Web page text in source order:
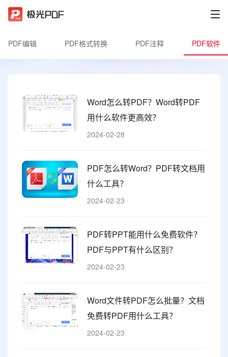
PDF编辑 PDF格式转换 PDF注释 PDF软件
Word怎么转PDF？Word转PDF
用什么软件更高效？
2024-02-28
PDF怎么转Word？PDF转文档用
什么工具？
2024-02-23
PDF转PPT能用什么免费软件？
PDF与PPT有什么区别？
2024-02-23
Word文件转PDF怎么批量？文档
免费转PDF用什么工具？
2024-02-23